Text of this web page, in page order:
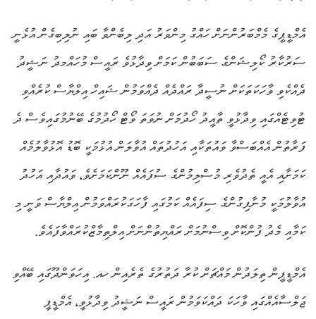
އެމްޑީޕީގެ މެމްބަރުންނަށް ހައްގު މިންވަރު އަދި ލިބެންވާ ބައި ނުލިބިގެން އުޅެނީ
ސަރުކާރު ކޯލިޝަންގެ ސަބަބުން ކަމަށް ވިދާޅުވެ ރައީސް މުހައްމދު ނަޝީދު
ދެއްކެވި ވާހަކަތަކަށް ނުސީދާ ރައްދެއް ދެއްވަމުން ޝައިހް އިލްޔާސް ކުރެއްވި
ޓުވިޓެއްގައި ވިދާޅުވީ ތާއީދު ހޯދުމަށް ނުވަތަ ވޯޓް ހޯދުމުގެ ބޭނުމުގައިވެސް ދެ
ފަރާތުން އެއްބަސްވާ ވައުތަކާއި އަހުދުތައް އުވާލަން އުޅުމަކީ ބޮޑު އޮޅުވާލުމެއް
ކަމަށާއި އެއީ ތެދުވެރި މުސްލިމުންގެ ސުފައެއް ނޫންކަމަށެވެ، ވައުދާއި އަހުދު
އުވާލުމަކީ މުނާފިގުންގެ ސިފައެއް ކަމުގައި ފާހަގަކުރައްވަމުން އިލްޔާސް ވަނީ މި
ކަމާއި މެދު ފުންކޮށް ވިސްނުމަށް ރައްޔިތުންނަށް އިލްތިމާޒްކުރައްވާފައެވެ.
އެމްޑީޕީން ތިލަދުން މައްޗަށް ކުރާ ދަތުރުގެ ތެރެއިން ހއ. އިހަވަންދޫގައި ބޭއްވި
ޖަލްސާއެއްގައި ވާހަކަ ދައްކަވަމުން ރައީސް ނަޝީދު ވިދާޅުވީ، އެމްޑީޕީ